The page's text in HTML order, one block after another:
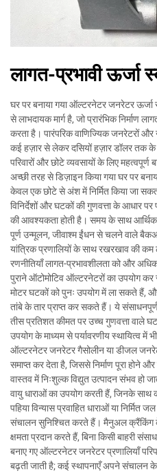
लागत-प्रभावी ऊर्जा
घर पर बनाया गया ऑल्टरनेटर जनरेटर
से लाभदायक मार्ग है, जो प्रारंभिक निर्माण
करता है। पारंपरिक वाणिज्यिक जनरेटरों
कई हज़ार से लेकर दसियों हज़ार डॉलर तक
परिवारों और छोटे व्यवसायों के लिए महत्वपूर्ण
अच्छी तरह से डिज़ाइन किया गया घर पर
केवल एक छोटे से अंश में निर्मित किया जा
विनिर्देशों और घटकों की गुणवत्ता के आधार
की आवश्यकता होती है। समय के साथ
पूर्ण उन्मूलन, जीवाश्म ईंधन से चलने वाले
यांत्रिक प्रणालियों के साथ रखरखाव की कम
रणनीतियाँ लागत-प्रभावशीलता को और अधिक
पुराने ऑटोमोटिव ऑल्टरनेटरों का उपयोग
मोटर घटकों को पुनः उपयोग में ला सकते हैं,
तांबे के तार प्राप्त कर सकते हैं। ये
तीस प्रतिशत कीमत पर उच्च गुणवत्ता वाले
उपयोग के माध्यम से पर्यावरणीय स्थायित्व में
ऑल्टरनेटर जनरेटर गैसोलीन या डीजल
समाप्त कर देता है, जिससे निर्माण पूरा होने
वास्तव में निःशुल्क विद्युत उत्पादन संभव हो
वायु धाराओं का उपयोग करती हैं, जिनके साथ
पहिया विन्यास प्रवाहित धाराओं या निर्मित
संचालन सुनिश्चित करते हैं। मैनुअल क्रैंकिंग
क्षमता प्रदान करते हैं, बिना किसी बाहरी
बनाए गए ऑल्टरनेटर जनरेटर प्रणालियाँ
बढ़ती जाती है; कई स्थापनाएँ अपने संचालन के